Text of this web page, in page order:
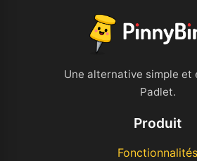
Une alternative simple et
Padlet.
Produit
Fonctionnalités